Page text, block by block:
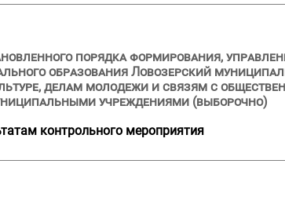
порядка формирования,
образования Ловозерский
делам молодежи и связям с
учреждениями (выборочно)
контрольного мероприятия